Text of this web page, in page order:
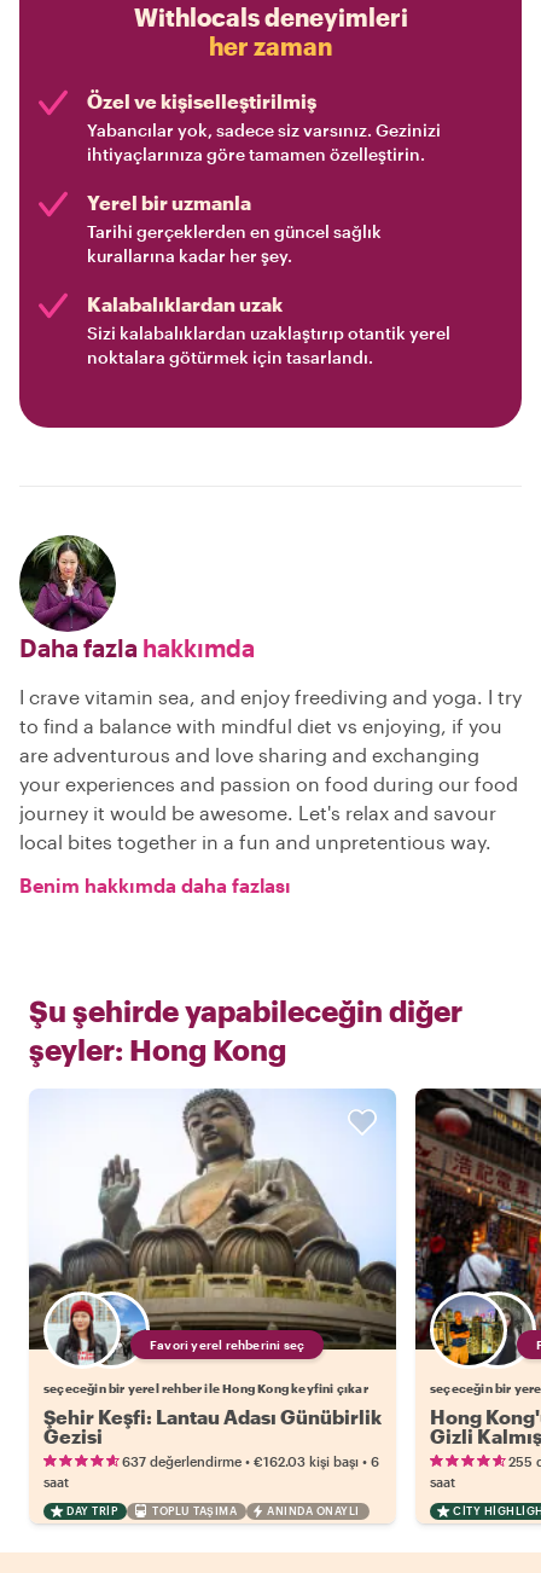
Withlocals deneyimleri
her zaman
Özel ve kişiselleştirilmiş
Yabancılar yok, sadece siz varsınız. Gezinizi
ihtiyaçlarınıza göre tamamen özelleştirin.
Yerel bir uzmanla
Tarihi gerçeklerden en güncel sağlık
kurallarına kadar her şey.
Kalabalıklardan uzak
Sizi kalabalıklardan uzaklaştırıp otantik yerel
noktalara götürmek için tasarlandı.
Daha fazla hakkımda
I crave vitamin sea, and enjoy freediving and yoga. I try
to find a balance with mindful diet vs enjoying, if you
are adventurous and love sharing and exchanging
your experiences and passion on food during our food
journey it would be awesome. Let's relax and savour
local bites together in a fun and unpretentious way.
Benim hakkımda daha fazlası
Şu şehirde yapabileceğin diğer
şeyler: Hong Kong
Favori yerel rehberini seç
seçeceğin bir yerel rehber ile Hong Kong keyfini çıkar
Şehir Keşfi: Lantau Adası Günübirlik
Gezisi
637 değerlendirme • €162.03 kişi başı • 6
saat
DAY TRIP TOPLU TAŞIMA ANINDA ONAYLI
seçeceğin bir
Hong
Gizli
255
saat
CITY